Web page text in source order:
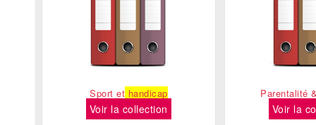
Sport et handicap
Voir la collection
Parentalité
Voir la